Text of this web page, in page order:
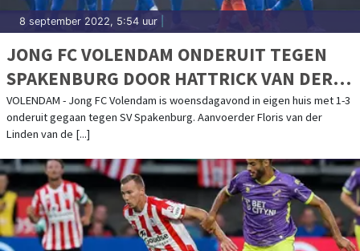
8 september 2022, 5:54 uur
JONG FC VOLENDAM ONDERUIT TEGEN
SPAKENBURG DOOR HATTRICK VAN DER
LINDEN
VOLENDAM - Jong FC Volendam is woensdagavond in eigen huis met 1-3
onderuit gegaan tegen SV Spakenburg. Aanvoerder Floris van der
Linden van de [...]